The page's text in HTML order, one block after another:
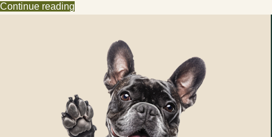
Continue reading